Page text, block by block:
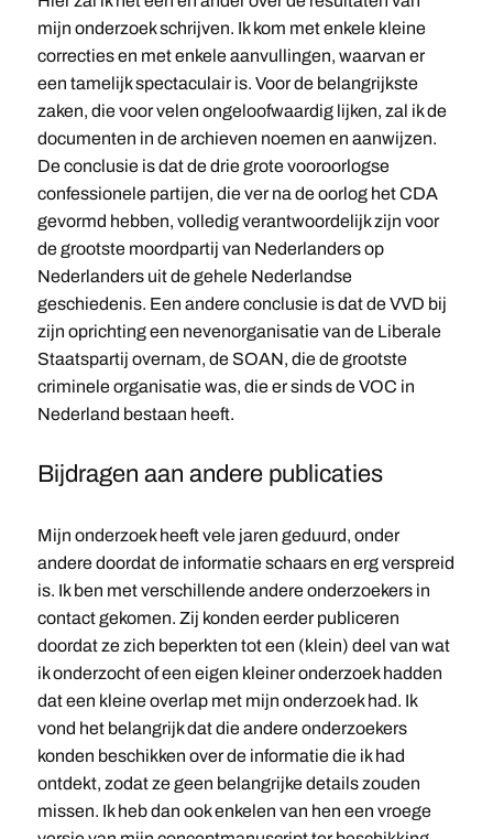
mijn onderzoek schrijven. Ik kom met enkele kleine
correcties en met enkele aanvullingen, waarvan er
een tamelijk spectaculair is. Voor de belangrijkste
zaken, die voor velen ongeloofwaardig lijken, zal ik de
documenten in de archieven noemen en aanwijzen.
De conclusie is dat de drie grote vooroorlogse
confessionele partijen, die ver na de oorlog het CDA
gevormd hebben, volledig verantwoordelijk zijn voor
de grootste moordpartij van Nederlanders op
Nederlanders uit de gehele Nederlandse
geschiedenis. Een andere conclusie is dat de VVD bij
zijn oprichting een nevenorganisatie van de Liberale
Staatspartij overnam, de SOAN, die de grootste
criminele organisatie was, die er sinds de VOC in
Nederland bestaan heeft.
Bijdragen aan andere publicaties
Mijn onderzoek heeft vele jaren geduurd, onder
andere doordat de informatie schaars en erg verspreid
is. Ik ben met verschillende andere onderzoekers in
contact gekomen. Zij konden eerder publiceren
doordat ze zich beperkten tot een (klein) deel van wat
ik onderzocht of een eigen kleiner onderzoek hadden
dat een kleine overlap met mijn onderzoek had. Ik
vond het belangrijk dat die andere onderzoekers
konden beschikken over de informatie die ik had
ontdekt, zodat ze geen belangrijke details zouden
missen. Ik heb dan ook enkelen van hen een vroege